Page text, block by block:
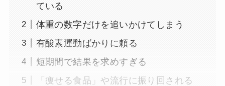
ている
体重の数字だけを追いかけてしまう
有酸素運動ばかりに頼る
短期間で結果を求めすぎる
「痩せる食品」や流行に振り回される